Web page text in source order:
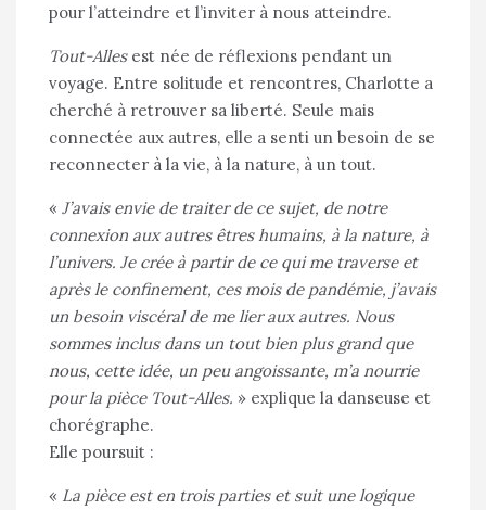
pour l’atteindre et l’inviter à nous atteindre.
Tout-Alles est née de réflexions pendant un
voyage. Entre solitude et rencontres, Charlotte a
cherché à retrouver sa liberté. Seule mais
connectée aux autres, elle a senti un besoin de se
reconnecter à la vie, à la nature, à un tout.
« J’avais envie de traiter de ce sujet, de notre
connexion aux autres êtres humains, à la nature, à
l’univers. Je crée à partir de ce qui me traverse et
après le confinement, ces mois de pandémie, j’avais
un besoin viscéral de me lier aux autres. Nous
sommes inclus dans un tout bien plus grand que
nous, cette idée, un peu angoissante, m’a nourrie
pour la pièce Tout-Alles. » explique la danseuse et
chorégraphe.
Elle poursuit :
« La pièce est en trois parties et suit une logique